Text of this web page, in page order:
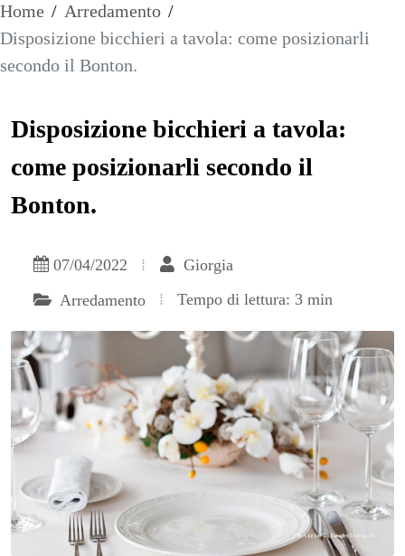
Home / Arredamento /
Disposizione bicchieri a tavola: come posizionarli
secondo il Bonton.
Disposizione bicchieri a tavola:
come posizionarli secondo il
Bonton.
07/04/2022
Giorgia
Arredamento
Tempo di lettura: 3 min